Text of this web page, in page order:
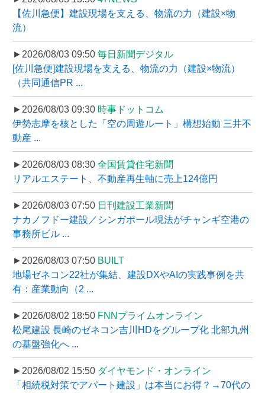
【佐川急便】建設現場を支える、物流の力（建設×物
流）
►2026/08/03 09:50 毎日新聞デジタル
[佐川急便]建設現場を支える、物流の力（建設×物流）
（共同通信PR ...
►2026/08/03 09:30 時事ドットコム
伊勢志摩を核とした「空の周遊ルート」構想始動 三井不
動産 ...
►2026/08/03 08:30 全国賃貸住宅新聞
リアルエステート、不動産再生軸に売上124億円
►2026/08/03 07:50 日刊建設工業新聞
ナカノフドー建設／シンガポール現法がチャンギ空港の
事務所ビル ...
►2026/08/03 07:50 BUILT
地場ゼネコン22社が集結、建設DXやAIの実践事例を共
有：産業動向（2 ...
►2026/08/02 18:50 FNNプライムオンライン
松尾建設 長崎のゼネコン吉川HDをグループ化 北部九州
の基盤強化へ ...
►2026/08/02 15:50 ダイヤモンド・オンライン
「相続税対策でアパート建設」は本当にお得？→70代の